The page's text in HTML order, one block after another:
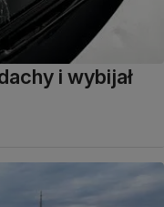
i wybijał